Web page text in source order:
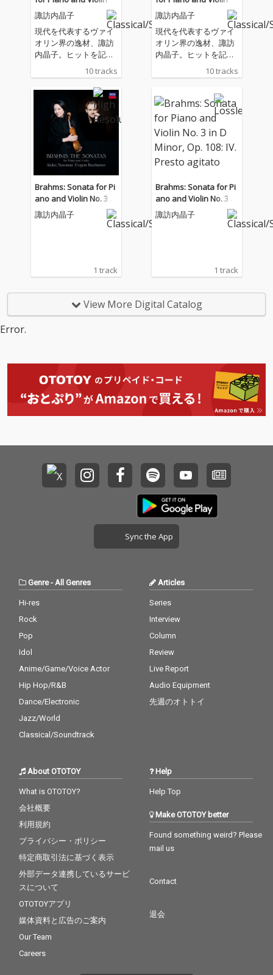
諏訪内晶子
現代を代表するヴァイ
オリン界の逸材、諏訪
内晶子。ヒットを記録
した『J.S.バッハ：無伴
奏ヴァイオリン・ソナ
タ＆パルティータ(全
曲)』 から2 年半ぶりと
なるニュー・アルバ
10 tracks
諏訪内晶子
現代を代表するヴァイ
オリン界の逸材、諏訪
内晶子。ヒットを記録
した『J.S.バッハ：無伴
奏ヴァイオリン・ソナ
曲)』 から2 年半ぶりと
なるニュー・アルバ
ム。
10 tracks
Brahms: Sonata for Pi
ano and Violin No. 3 in
D Minor, Op. 108: IV. Pr
esto agitato
諏訪内晶子
1 track
Brahms: Sonata for Pi
ano and Violin No. 3 in
D Minor, Op. 108: IV. Pr
esto agitato
諏訪内晶子
1 track
View More Digital Catalog
Error.
Sync the App
Genre-All Genres
Hi-res
Rock
Pop
Idol
Anime/Game/Voice Actor
Hip Hop/R&B
Dance/Electronic
Jazz/World
Classical/Soundtrack
Articles
Series
Interview
Column
Review
Live Report
Audio Equipment
先週のオトトイ
About OTOTOY
What is OTOTOY?
会社概要
利用規約
プライバシー・ポリシー
特定商取引法に基づく表示
外部データ連携しているサービ
スについて
OTOTOYアプリ
媒体資料と広告のご案内
Our Team
Careers
Help
Help Top
Make OTOTOY better
Found something weird? Please
mail us
Contact
退会